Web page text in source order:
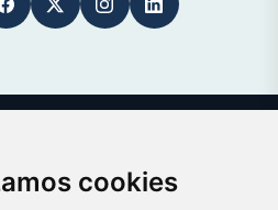
cookies